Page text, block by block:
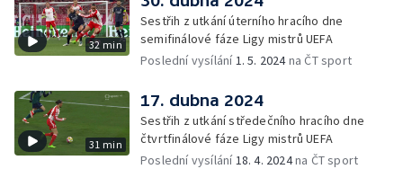
32 min
Sestřih z utkání úterního hracího dne
semifinálové fáze Ligy mistrů UEFA
Poslední vysílání1. 5. 2024na ČT sport
31 min
17. dubna 2024
Sestřih z utkání středečního hracího dne
čtvrtfinálové fáze Ligy mistrů UEFA
Poslední vysílání18. 4. 2024na ČT sport